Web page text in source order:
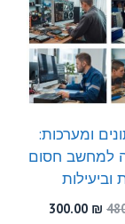
ומערכות:
למחשב חסום
וביעילות
המחיר
300.00 ₪
המחיר